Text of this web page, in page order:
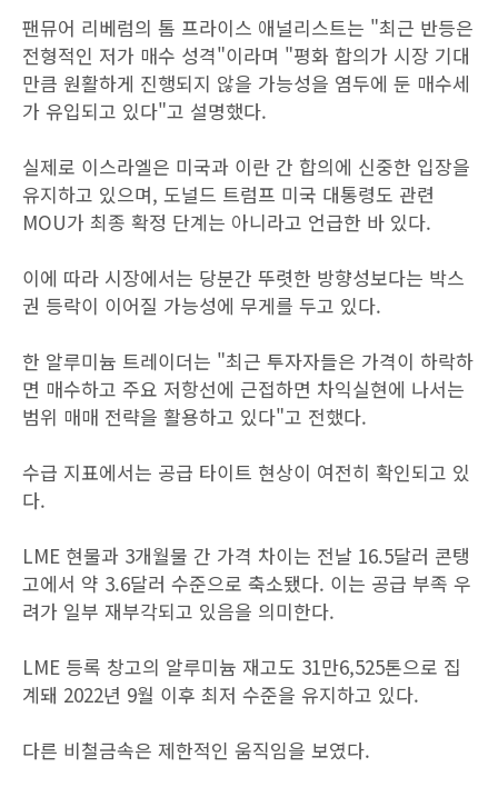
팬뮤어 리베럼의 톰 프라이스 애널리스트는 "최근 반등은
전형적인 저가 매수 성격"이라며 "평화 합의가 시장 기대
만큼 원활하게 진행되지 않을 가능성을 염두에 둔 매수세
가 유입되고 있다"고 설명했다.
실제로 이스라엘은 미국과 이란 간 합의에 신중한 입장을
유지하고 있으며, 도널드 트럼프 미국 대통령도 관련
MOU가 최종 확정 단계는 아니라고 언급한 바 있다.
이에 따라 시장에서는 당분간 뚜렷한 방향성보다는 박스
권 등락이 이어질 가능성에 무게를 두고 있다.
한 알루미늄 트레이더는 "최근 투자자들은 가격이 하락하
면 매수하고 주요 저항선에 근접하면 차익실현에 나서는
범위 매매 전략을 활용하고 있다"고 전했다.
수급 지표에서는 공급 타이트 현상이 여전히 확인되고 있
다.
LME 현물과 3개월물 간 가격 차이는 전날 16.5달러 콘탱
고에서 약 3.6달러 수준으로 축소됐다. 이는 공급 부족 우
려가 일부 재부각되고 있음을 의미한다.
LME 등록 창고의 알루미늄 재고도 31만6,525톤으로 집
계돼 2022년 9월 이후 최저 수준을 유지하고 있다.
다른 비철금속은 제한적인 움직임을 보였다.